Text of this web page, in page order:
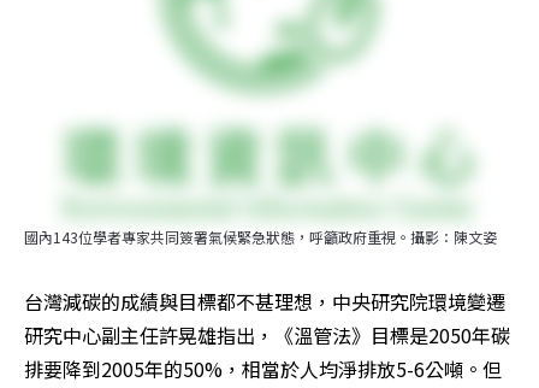
國內143位學者專家共同簽署氣候緊急狀態，呼籲政府重視。攝影：陳文姿
台灣減碳的成績與目標都不甚理想，中央研究院環境變遷
研究中心副主任許晃雄指出，《溫管法》目標是2050年碳
排要降到2005年的50%，相當於人均淨排放5-6公噸。但